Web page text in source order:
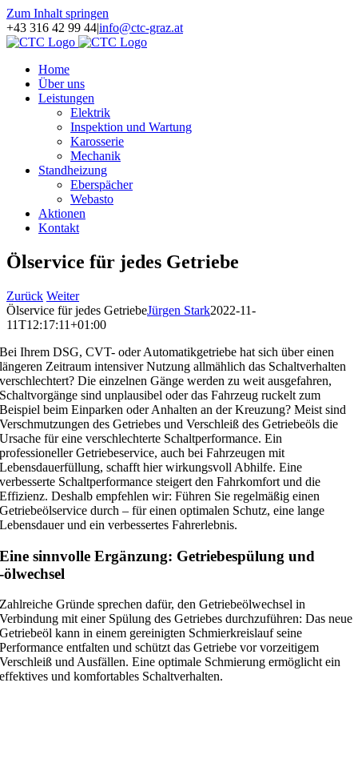
Zum Inhalt springen
+43 316 42 99 44|info@ctc-graz.at
Home
Über uns
Leistungen
Elektrik
Inspektion und Wartung
Karosserie
Mechanik
Standheizung
Eberspächer
Webasto
Aktionen
Kontakt
Ölservice für jedes Getriebe
Zurück Weiter
Ölservice für jedes GetriebeJürgen Stark2022-11-
11T12:17:11+01:00
Bei Ihrem DSG, CVT- oder Automatikgetriebe hat sich über einen
längeren Zeitraum intensiver Nutzung allmählich das Schaltverhalten
verschlechtert? Die einzelnen Gänge werden zu weit ausgefahren,
Schaltvorgänge sind unplausibel oder das Fahrzeug ruckelt zum
Beispiel beim Einparken oder Anhalten an der Kreuzung? Meist sind
Verschmutzungen des Getriebes und Verschleiß des Getriebeöls die
Ursache für eine verschlechterte Schaltperformance. Ein
professioneller Getriebeservice, auch bei Fahrzeugen mit
Lebensdauerfüllung, schafft hier wirkungsvoll Abhilfe. Eine
verbesserte Schaltperformance steigert den Fahrkomfort und die
Effizienz. Deshalb empfehlen wir: Führen Sie regelmäßig einen
Getriebeölservice durch – für einen optimalen Schutz, eine lange
Lebensdauer und ein verbessertes Fahrerlebnis.
Eine sinnvolle Ergänzung: Getriebespülung und
-ölwechsel
Zahlreiche Gründe sprechen dafür, den Getriebeölwechsel in
Verbindung mit einer Spülung des Getriebes durchzuführen: Das neue
Getriebeöl kann in einem gereinigten Schmierkreislauf seine
Performance entfalten und schützt das Getriebe vor vorzeitigem
Verschleiß und Ausfällen. Eine optimale Schmierung ermöglicht ein
effektives und komfortables Schaltverhalten.